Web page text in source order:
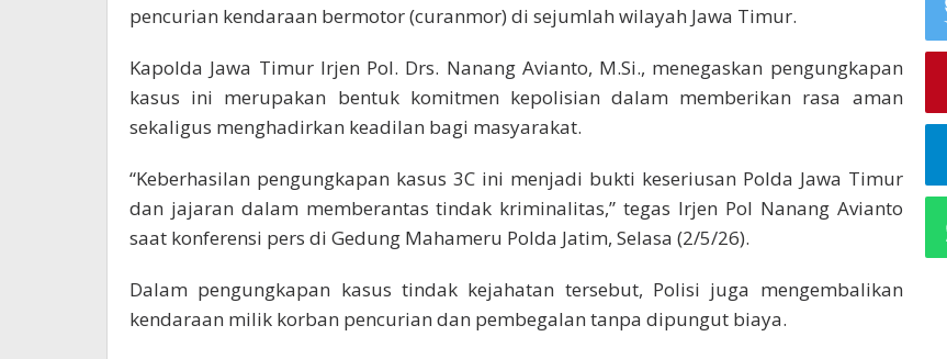
pencurian kendaraan bermotor (curanmor) di sejumlah wilayah Jawa Timur.
Kapolda Jawa Timur Irjen Pol. Drs. Nanang Avianto, M.Si., menegaskan pengungkapan
kasus ini merupakan bentuk komitmen kepolisian dalam memberikan rasa aman
sekaligus menghadirkan keadilan bagi masyarakat.
“Keberhasilan pengungkapan kasus 3C ini menjadi bukti keseriusan Polda Jawa Timur
dan jajaran dalam memberantas tindak kriminalitas,” tegas Irjen Pol Nanang Avianto
saat konferensi pers di Gedung Mahameru Polda Jatim, Selasa (2/5/26).
Dalam pengungkapan kasus tindak kejahatan tersebut, Polisi juga mengembalikan
kendaraan milik korban pencurian dan pembegalan tanpa dipungut biaya.